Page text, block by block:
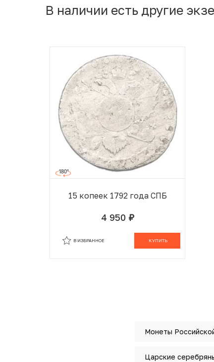
В наличии есть другие
15 копеек 1792 года СПБ
4 950 руб.
КУПИТЬ
В ИЗБРАННОЕ
Монеты
Царские